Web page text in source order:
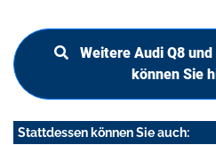
Weitere Audi Q8
können Sie
Stattdessen können Sie auch: